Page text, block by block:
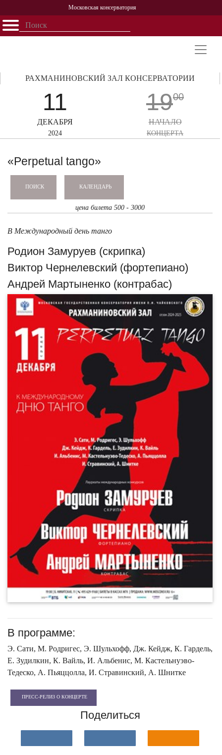
Московская консерватория
Открыть - закрыть
Персоналии
История
11
ДЕКАБРЯ
2024
РАХМАНИНОВСКИЙ ЗАЛ КОНСЕРВАТОРИИ
1900
НАЧАЛО
КОНЦЕРТА
«Perpetual tango»
ПОИСК КАЛЕНДАРЬ
цена билета 500 - 3000
В Международный день танго
Родион Замуруев (скрипка)
Виктор Чернелевский (фортепиано)
Андрей Мартыненко (контрабас)
В программе:
Э. Сати, М. Родригес, Э. Шульхофф, Дж. Кейдж, К. Гардель,
Е. Зудилкин, К. Вайль, И. Альбенис, М. Кастельнуэво-
Тедеско, А. Пьяццолла, И. Стравинский, А. Шнитке
ПРЕСС-РЕЛИЗ О КОНЦЕРТЕ
Поделиться